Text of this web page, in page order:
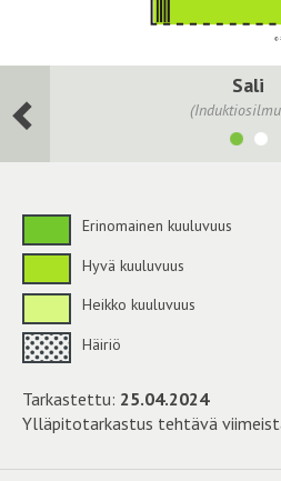
Sali
Erinomainen kuuluvuus
Hyvä kuuluvuus
Heikko kuuluvuus
Häiriö
Tarkastettu: 25.04.2024
Ylläpitotarkastus tehtävä